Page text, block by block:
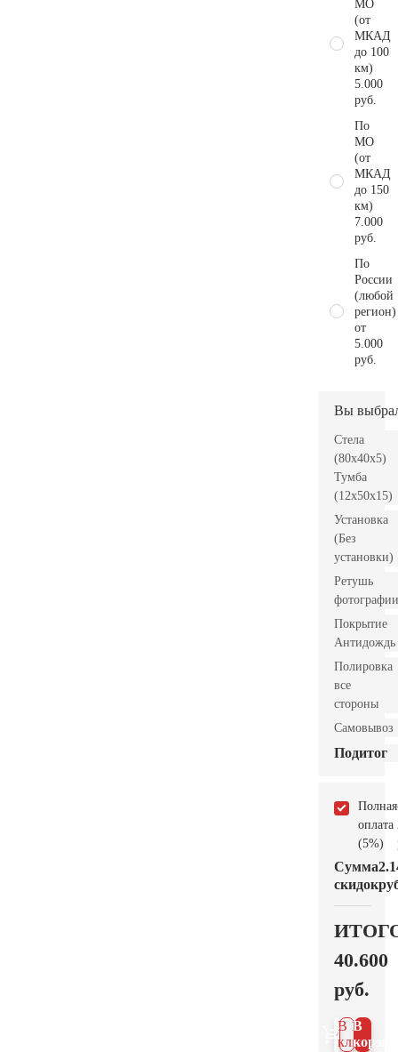
МО
(от
МКАД
до 100
км)
5.000
руб.
По
МО
(от
МКАД
до 150
км)
7.000
руб.
По
России
(любой
регион)
от
5.000
руб.
Вы
Стела
(80x40x5)
Тумба
(12x50x15)
Установка
(Без
установки)
Ретушь
фотографии
Покрытие
Антидождь
Полировка
все
стороны
Самовывоз
Подитог
Полная
оплата
(5%)
Сумма
скидок
40.600
руб.
В
В 1
клик